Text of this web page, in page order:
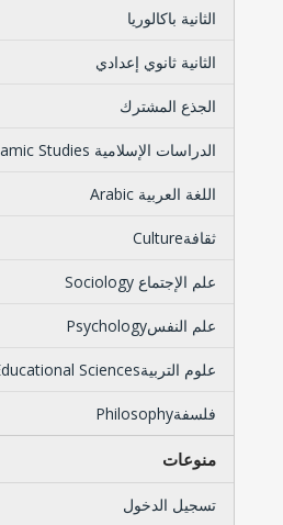
الثانية باكالوريا
الثانية ثانوي إعدادي
الجذع المشترك
الدراسات الإسلامية Islamic Studies
اللغة العربية Arabic
ثقافةCulture
علم الإجتماع Sociology
علم النفسPsychology
علوم التربيةEducational Sciences
فلسفةPhilosophy
منوعات
تسجيل الدخول